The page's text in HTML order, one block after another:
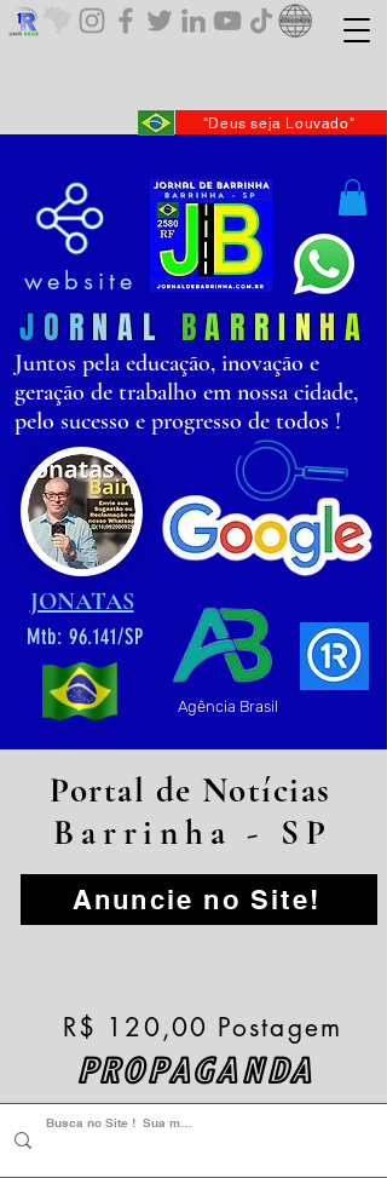
"Deus seja Louvado"
website
JO RNAL BARRI NHA
Juntos pela educação, inovação e
geração de trabalho em nossa cidade,
pelo sucesso e progresso de todos !
JONATAS
Mtb: 96.141/SP
Agência Brasil
Anuncie no Site!
PROPAGANDA
R$ 120,00 Postagem
Barrinha - SP
Portal de Notícias